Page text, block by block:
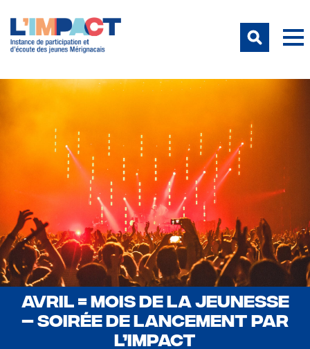
AVRIL = MOIS DE LA JEUNESSE
– SOIRÉE DE LANCEMENT PAR
L’IMPACT